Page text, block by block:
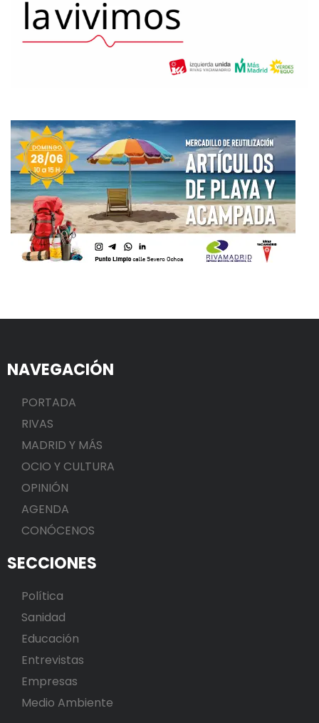
NAVEGACIÓN
PORTADA
RIVAS
MADRID Y MÁS
OCIO Y CULTURA
OPINIÓN
AGENDA
CONÓCENOS
SECCIONES
Política
Sanidad
Educación
Entrevistas
Empresas
Medio Ambiente